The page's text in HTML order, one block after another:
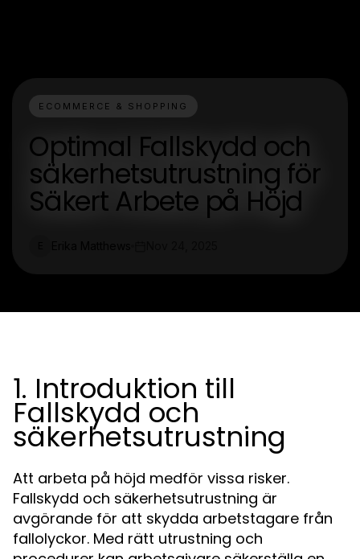
ECOMMERCE & SHOPPING
Optimal Fallskydd och
säkerhetsutrustning för
Säkert Arbete på Höjd
1. Introduktion till
Fallskydd och
säkerhetsutrustning
Att arbeta på höjd medför vissa risker.
Fallskydd och säkerhetsutrustning är
avgörande för att skydda arbetstagare från
fallolyckor. Med rätt utrustning och